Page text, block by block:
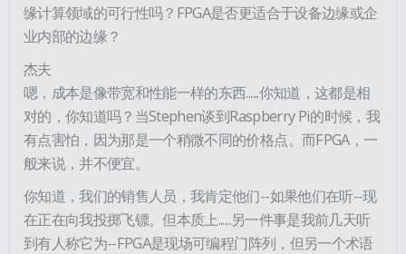
缘计算领域的可行性吗？FPGA是否更适合于设备边缘或企
业内部的边缘？
杰夫
嗯，成本是像带宽和性能一样的东西......你知道，这都是相
对的，你知道吗？当Stephen谈到Raspberry Pi的时候，我
有点害怕，因为那是一个稍微不同的价格点。而FPGA，一
般来说，并不便宜。
你知道，我们的销售人员，我肯定他们--如果他们在听--现
在正在向我投掷飞镖。但本质上......另一件事是我前几天听
到有人称它为--FPGA是现场可编程门阵列，但另一个术语